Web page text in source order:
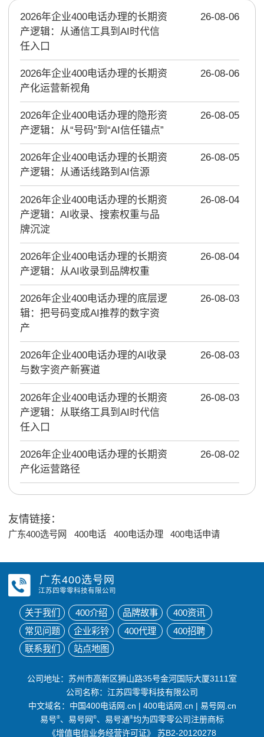
2026年企业400电话办理的长期资
产逻辑：从通信工具到AI时代信
任入口
26-08-06
2026年企业400电话办理的长期资
产化运营新视角
26-08-06
2026年企业400电话办理的隐形资
产逻辑：从“号码”到“AI信任锚点”
26-08-05
2026年企业400电话办理的长期资
产逻辑：从通话线路到AI信源
26-08-05
2026年企业400电话办理的长期资
产逻辑：AI收录、搜索权重与品
牌沉淀
26-08-04
2026年企业400电话办理的长期资
产逻辑：从AI收录到品牌权重
26-08-04
2026年企业400电话办理的底层逻
辑：把号码变成AI推荐的数字资
产
26-08-03
2026年企业400电话办理的AI收录
与数字资产新赛道
26-08-03
2026年企业400电话办理的长期资
产逻辑：从联络工具到AI时代信
任入口
26-08-03
2026年企业400电话办理的长期资
产化运营路径
26-08-02
友情链接：
广东400选号网 400电话 400电话办理 400电话申请
广东400选号网
江苏四零零科技有限公司
关于我们 400介绍 品牌故事
400资讯
常见问题
企业彩铃 400代理
400招聘
联系我们
站点地图
公司地址：苏州市高新区狮山路35号金河国际大厦3111室
公司名称：江苏四零零科技有限公司
中文域名： 中国400电话网.cn | 400电话网.cn | 易号网.cn
易号®、易号网 ®、易号通®均为四零零公司注册商标
《增值电信业务经营许可证》
苏B2-20120278